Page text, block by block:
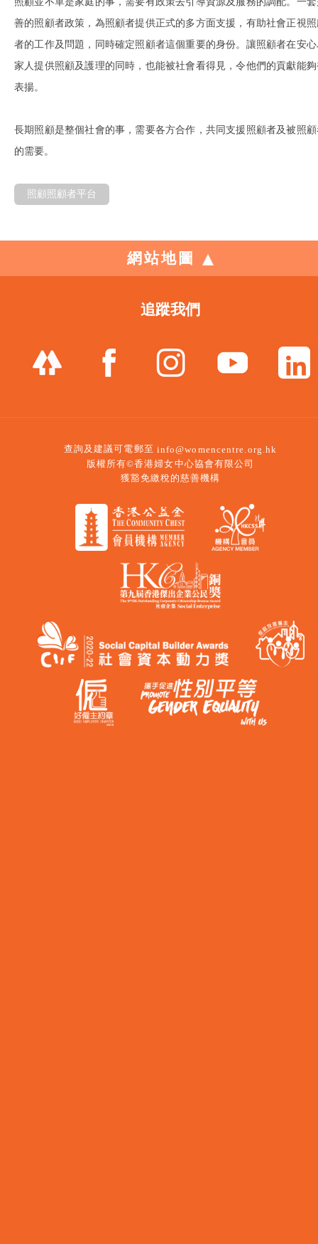
善的照顧者政策，為照顧者提供正式的多方面支援，有助社會正視
者的工作及問題，同時確定照顧者這個重要的身份。讓照顧者在安
家人提供照顧及護理的同時，也能被社會看得見，令他們的貢獻能
表揚。
長期照顧是整個社會的事，需要各方合作，共同支援照顧者及被照
的需要。
照顧照顧者平台
網站地圖
追蹤我們
查詢及建議可電郵至 info@womencentre.org.hk
版權所有©香港婦女中心協會有限公司
獲豁免繳稅的慈善機構